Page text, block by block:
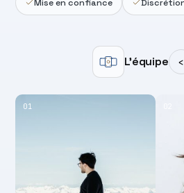
Mise en confiance
L'équipe ‹
01